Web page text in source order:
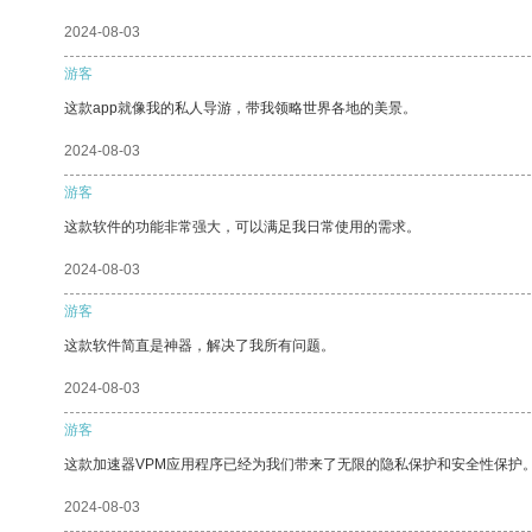
2024-08-03
游客
这款app就像我的私人导游，带我领略世界各地的美景。
2024-08-03
游客
这款软件的功能非常强大，可以满足我日常使用的需求。
2024-08-03
游客
这款软件简直是神器，解决了我所有问题。
2024-08-03
游客
这款加速器VPM应用程序已经为我们带来了无限的隐私保护和安全性保护
2024-08-03